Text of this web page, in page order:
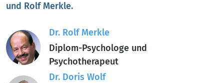
und Rolf Merkle.
Dr. Rolf Merkle
Diplom-Psychologe und
Psychotherapeut
Dr. Doris Wolf